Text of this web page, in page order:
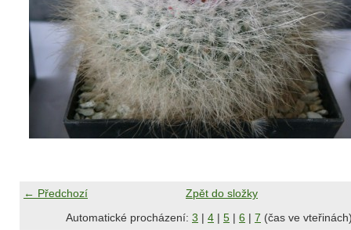
← Předchozí
Zpět do složky
Automatické procházení: 3 | 4 | 5 | 6 | 7 (čas ve